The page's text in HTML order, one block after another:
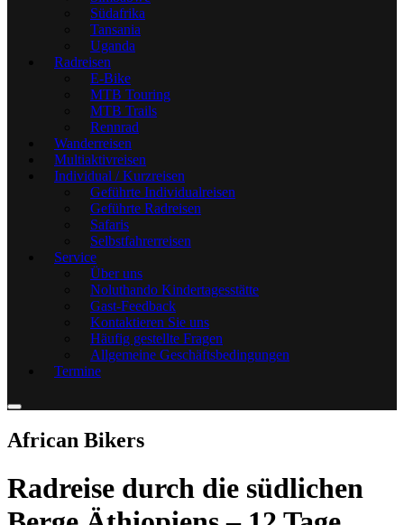
Südafrika
Tansania
Uganda
Radreisen
E-Bike
MTB Touring
MTB Trails
Rennrad
Wanderreisen
Multiaktivreisen
Individual / Kurzreisen
Geführte Individualreisen
Geführte Radreisen
Safaris
Selbstfahrerreisen
Service
Über uns
Noluthando Kindertagesstätte
Gast-Feedback
Kontaktieren Sie uns
Häufig gestellte Fragen
Allgemeine Geschäftsbedingungen
Termine
African Bikers
Radreise durch die südlichen